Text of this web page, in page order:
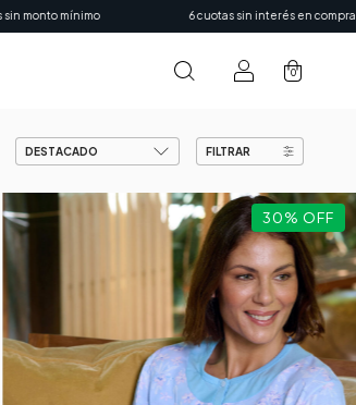
6 cuotas sin interés en compras mayores a
0
FILTRAR
30% OFF